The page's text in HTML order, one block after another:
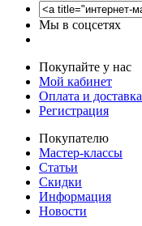
Мы в соцсетях
Покупайте у нас
Мой кабинет
Оплата и доставка
Регистрация
Покупателю
Мастер-классы
Статьи
Скидки
Информация
Новости